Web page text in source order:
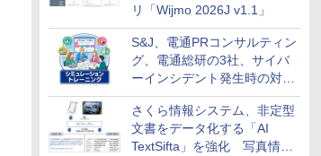
リ「Wijmo 2026J v1.1」
S&J、電通PRコンサルティン
グ、電通総研の3社、サイバ
ーインシデント発生時の対応
と危機管理広報を一体的に訓
練するプログラムを提供
さくら情報システム、非定型
文書をデータ化する「AI
TextSifta」を強化 写真情報